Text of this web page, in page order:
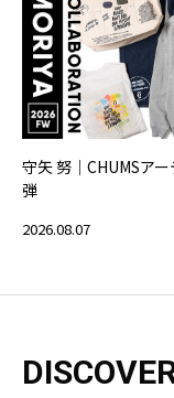
守矢 努｜CHUMSア
弾
2026.08.07